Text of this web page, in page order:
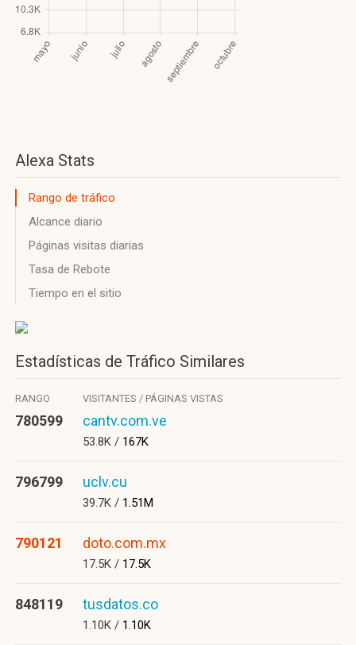
Alexa Stats
Rango de tráfico
Alcance diario
Páginas visitas diarias
Tasa de Rebote
Tiempo en el sitio
Estadísticas de Tráfico Similares
RANGO VISITANTES / PÁGINAS VISTAS
780599 cantv.com.ve
53.8K / 167K
796799 uclv.cu
39.7K / 1.51M
790121 doto.com.mx
17.5K / 17.5K
848119 tusdatos.co
1.10K / 1.10K